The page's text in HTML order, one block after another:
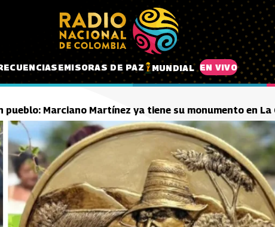
EMISORAS DE PAZ MUNDIAL EN VIVO
Marciano Martínez ya tiene su monumento en La